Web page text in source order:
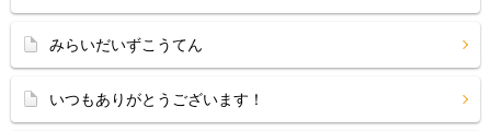
みらいだいずこうてん
いつもありがとうございます！